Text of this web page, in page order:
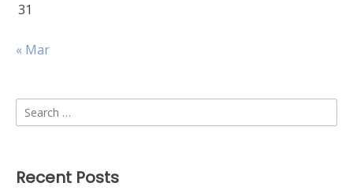
31
« Mar
Search
for:
Recent Posts